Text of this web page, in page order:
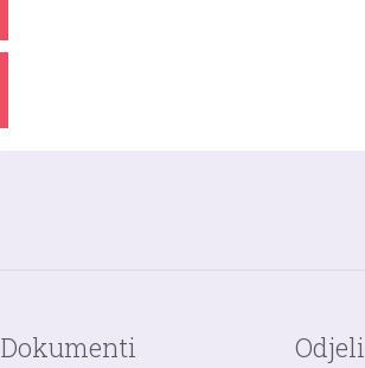
Dokumenti Odjeli